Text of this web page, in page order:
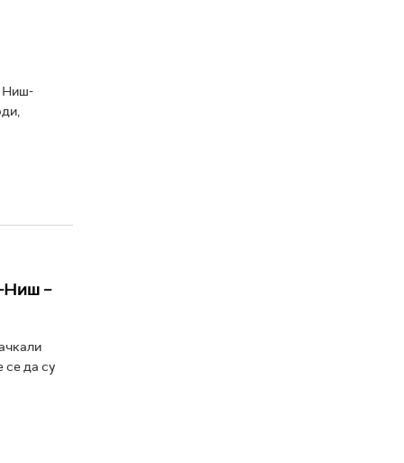
Ниш-
Ниш –
се да су